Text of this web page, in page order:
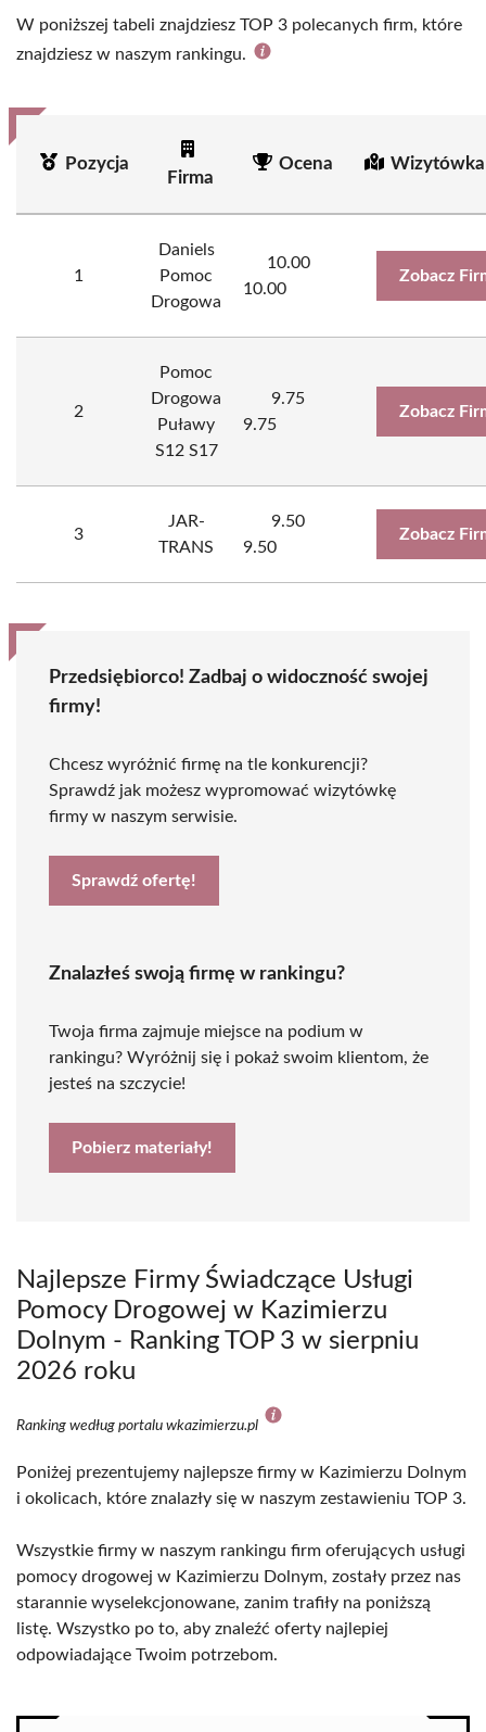
W poniższej tabeli znajdziesz TOP 3 polecanych firm, które
znajdziesz w naszym rankingu.
Pozycja
Firma
Ocena
1
Daniels
Pomoc
Drogowa
10.00
10.00
Zobacz
2
Pomoc
Drogowa
Puławy
S12 S17
9.75
9.75
Zobacz
3
JAR-
TRANS
9.50
9.50
Zobacz
Przedsiębiorco! Zadbaj o widoczność swojej
firmy!
Chcesz wyróżnić firmę na tle konkurencji?
Sprawdź jak możesz wypromować wizytówkę
firmy w naszym serwisie.
Sprawdź ofertę!
Znalazłeś swoją firmę w rankingu?
Twoja firma zajmuje miejsce na podium w
rankingu? Wyróżnij się i pokaż swoim klientom, że
jesteś na szczycie!
Pobierz materiały!
Najlepsze Firmy Świadczące Usługi
Pomocy Drogowej w Kazimierzu
Dolnym - Ranking TOP 3 w sierpniu
2026 roku
Ranking według portalu wkazimierzu.pl
Poniżej prezentujemy najlepsze firmy w Kazimierzu Dolnym
i okolicach, które znalazły się w naszym zestawieniu TOP 3.
Wszystkie firmy w naszym rankingu firm oferujących usługi
pomocy drogowej w Kazimierzu Dolnym, zostały przez nas
starannie wyselekcjonowane, zanim trafiły na poniższą
listę. Wszystko po to, aby znaleźć oferty najlepiej
odpowiadające Twoim potrzebom.